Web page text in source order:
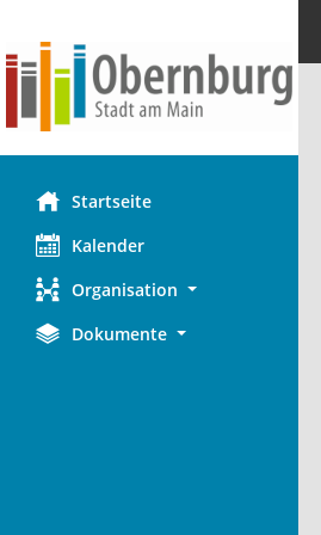
Startseite
Kalender
Organisation
Dokumente